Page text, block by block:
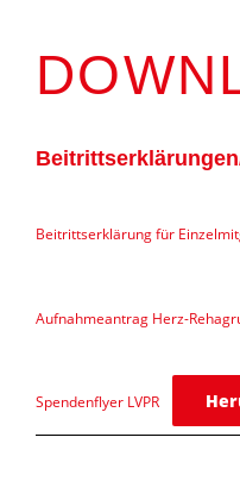
Beitrittserklärung für
Aufnahmeantrag Herz-
Spendenflyer LVPR